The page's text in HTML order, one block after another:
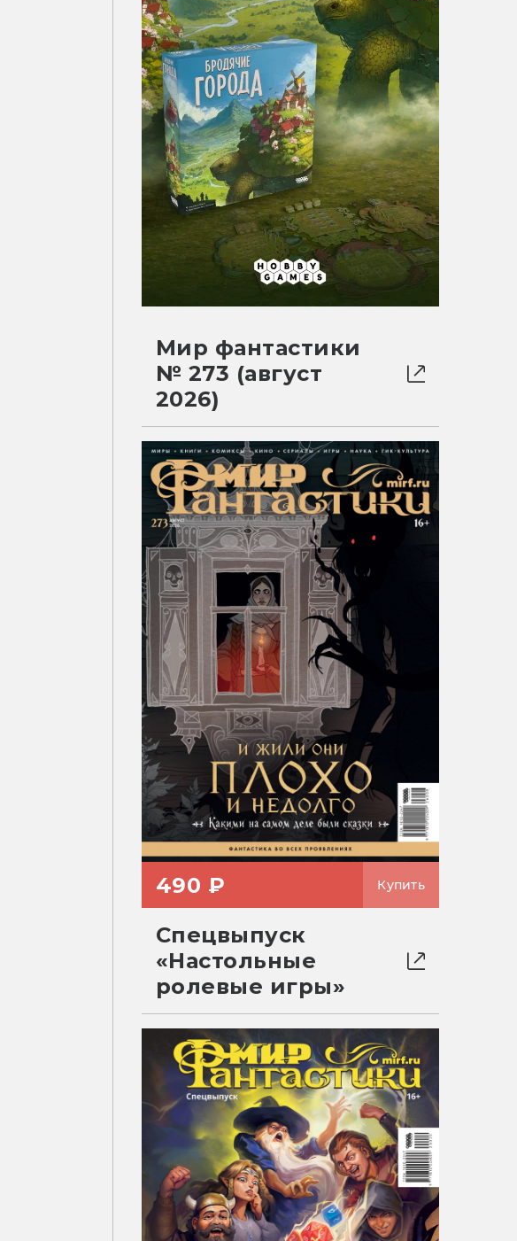
Мир фантастики
№ 273 (август
2026)
490 ₽ Купить
Спецвыпуск
«Настольные
ролевые игры»